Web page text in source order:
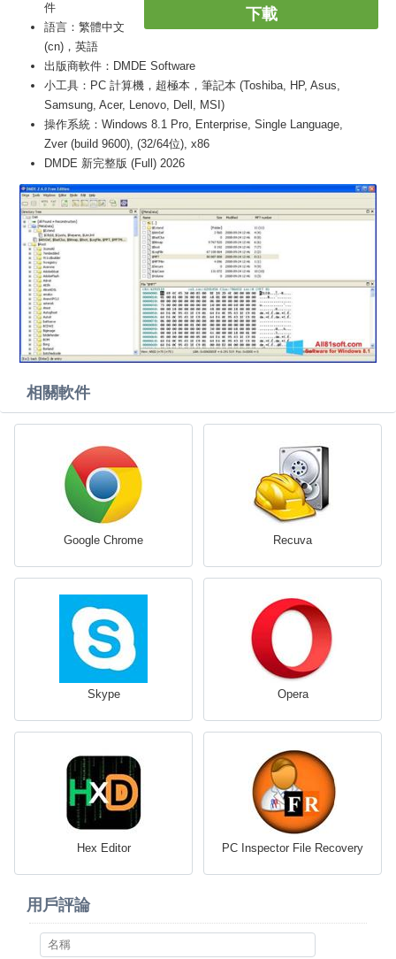
下載
件
語言：繁體中文
(cn)，英語
出版商軟件：DMDE Software
小工具：PC 計算機，超極本，筆記本 (Toshiba, HP, Asus,
Samsung, Acer, Lenovo, Dell, MSI)
操作系統：Windows 8.1 Pro, Enterprise, Single Language,
Zver (build 9600), (32/64位), x86
DMDE 新完整版 (Full) 2026
相關軟件
Google Chrome Recuva
Skype Opera
Hex Editor PC Inspector File Recovery
用戶評論